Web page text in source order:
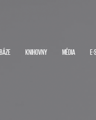
KNIHOVNY MÉDIA E-